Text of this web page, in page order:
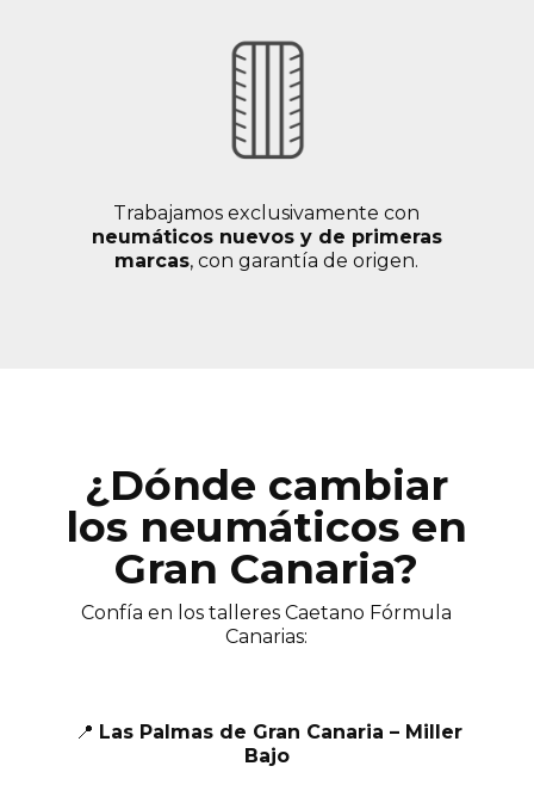
Trabajamos exclusivamente con
neumáticos nuevos y de primeras
marcas, con garantía de origen.
¿Dónde cambiar
los neumáticos en
Gran Canaria?
Confía en los talleres Caetano Fórmula
Canarias:
📍 Las Palmas de Gran Canaria – Miller
Bajo